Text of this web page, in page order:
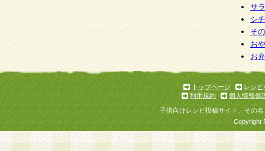
6.当社は、お客様から当社が保有している個人情
加・ 利用停止等を求められた場合には、ご本人
て確認できた場合に限り、法令に準拠して合理的
いただきます。なお、開示 請求等の請求先は個
ります。
1.会員とは、本規約等を承諾のうえ、当社所定の
了し、当社が承認した者、グループとします。な
が以下に該当する場合は会員登録をすることがで
サ
シ
そ
お
お
トップページ
レシピ
利用規約
個人情報保
子供向けレシピ投稿サイト、その
Copyright